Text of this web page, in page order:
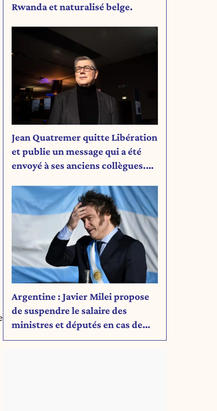
Rwanda et naturalisé belge.
Jean Quatremer quitte Libération
et publie un message qui a été
envoyé à ses anciens collègues.
Argentine : Javier Milei propose
de suspendre le salaire des
ministres et députés en cas de
déficit budgétaire